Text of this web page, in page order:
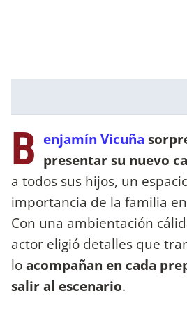
B enjamín Vicuña
presentar su nuevo
a todos sus hijos, un
importancia de la familia
Con una ambientación
actor eligió detalles que
loacompañan en cada
salir al escenario.